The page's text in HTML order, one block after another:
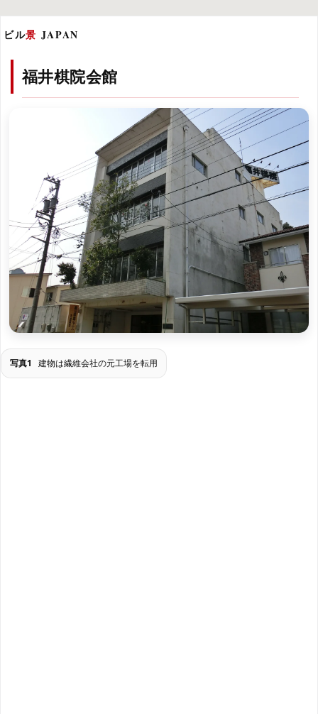
ビル景 JAPAN
福井棋院会館
写真1 建物は繊維会社の元工場を転用